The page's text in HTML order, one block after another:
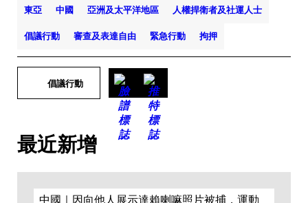
東亞 中國 亞洲及太平洋地區 人權捍衛者及社運人士
倡議行動 審查及表達自由 緊急行動 拘押
倡議行動
最近新增
中國｜因向他人展示達賴喇嘛照片被捕，運動